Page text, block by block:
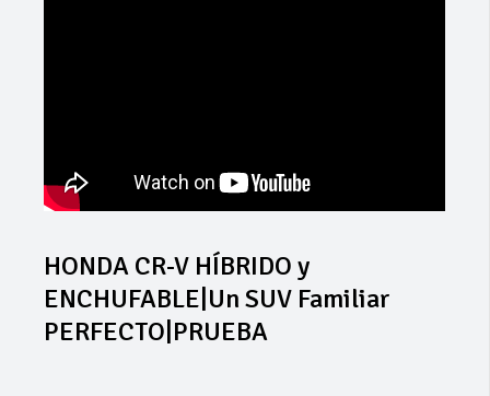
HONDA CR-V HÍBRIDO y
ENCHUFABLE|Un SUV Familiar
PERFECTO|PRUEBA